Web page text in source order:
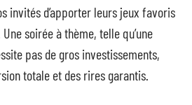
invités d’apporter leurs jeux favoris
soirée à thème, telle qu’une
pas de gros investissements,
totale et des rires garantis.